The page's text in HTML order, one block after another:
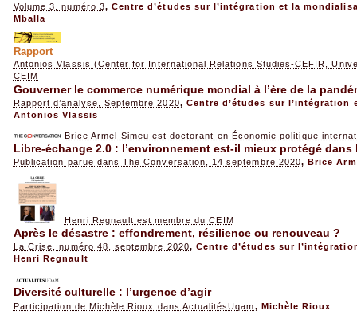
Volume 3, numéro 3, Centre d’études sur l’intégration et la
Mballa
Rapport
Antonios Vlassis (Center for International Relations Studies-CEFIR,
CEIM
Gouverner le commerce numérique mondial à l’ère de la
Rapport d’analyse, Septembre 2020, Centre d’études sur l’intégration
Antonios Vlassis
Brice Armel Simeu est doctorant en Économie politique
Libre-échange 2.0 : l’environnement est-il mieux protégé dans
Publication parue dans The Conversation, 14 septembre 2020, Brice
Henri Regnault est membre du CEIM
Après le désastre : effondrement, résilience ou renouveau ?
La Crise, numéro 48, septembre 2020, Centre d’études sur
Henri Regnault
Diversité culturelle : l’urgence d’agir
Participation de Michèle Rioux dans ActualitésUqam, Michèle Rioux